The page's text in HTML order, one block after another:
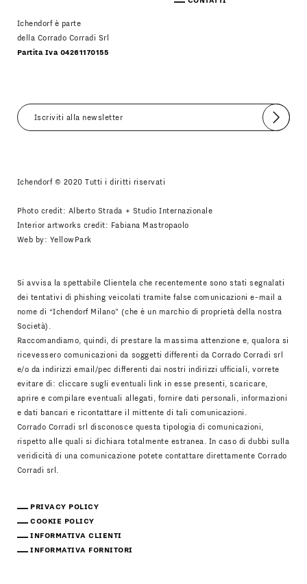
Ichendorf è parte
della Corrado Corradi Srl
Partita Iva 04261170155
Invia
Ichendorf © 2020 Tutti i diritti riservati
Photo credit: Alberto Strada + Studio Internazionale
Interior artworks credit: Fabiana Mastropaolo
Web by: YellowPark
Si avvisa la spettabile Clientela che recentemente sono stati segnalati
dei tentativi di phishing veicolati tramite false comunicazioni e-mail a
nome di “Ichendorf Milano” (che è un marchio di proprietà della nostra
Società).
Raccomandiamo, quindi, di prestare la massima attenzione e, qualora si
ricevessero comunicazioni da soggetti differenti da Corrado Corradi srl
e/o da indirizzi email/pec differenti dai nostri indirizzi ufficiali, vorrete
evitare di: cliccare sugli eventuali link in esse presenti, scaricare,
aprire e compilare eventuali allegati, fornire dati personali, informazioni
e dati bancari e ricontattare il mittente di tali comunicazioni.
Corrado Corradi srl disconosce questa tipologia di comunicazioni,
rispetto alle quali si dichiara totalmente estranea. In caso di dubbi sulla
veridicità di una comunicazione potete contattare direttamente Corrado
Corradi srl.
PRIVACY POLICY
COOKIE POLICY
INFORMATIVA CLIENTI
INFORMATIVA FORNITORI